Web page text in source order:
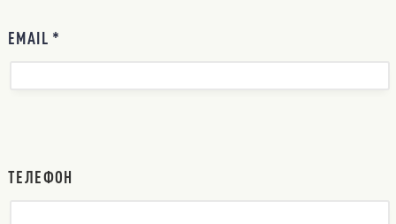
EMAIL *
ТЕЛЕФОН